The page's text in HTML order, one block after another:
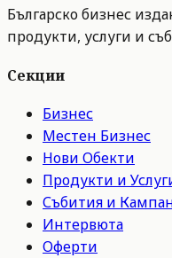
Българско бизнес
продукти, услуги и
Секции
Бизнес
Местен Бизнес
Нови Обекти
Продукти и
Събития и
Интервюта
Оферти